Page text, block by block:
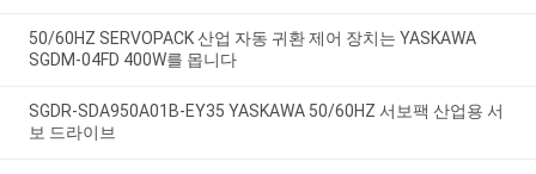
50/60HZ SERVOPACK 산업 자동 귀환 제어 장치는 YASKAWA
SGDM-04FD 400W를 몹니다
SGDR-SDA950A01B-EY35 YASKAWA 50/60HZ 서보팩 산업용 서
보 드라이브